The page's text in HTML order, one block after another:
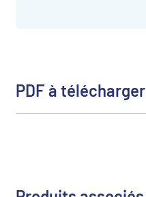
PDF à télécharger